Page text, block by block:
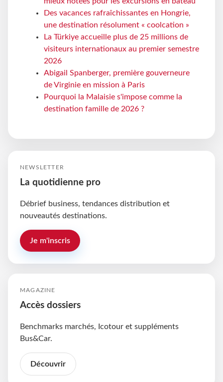
Des vacances rafraîchissantes en Hongrie,
une destination résolument « coolcation »
La Türkiye accueille plus de 25 millions de
visiteurs internationaux au premier semestre
2026
Abigail Spanberger, première gouverneure
de Virginie en mission à Paris
Pourquoi la Malaisie s'impose comme la
destination famille de 2026 ?
NEWSLETTER
La quotidienne pro
Débrief business, tendances distribution et
nouveautés destinations.
Je m'inscris
MAGAZINE
Accès dossiers
Benchmarks marchés, Icotour et suppléments
Bus&Car.
Découvrir